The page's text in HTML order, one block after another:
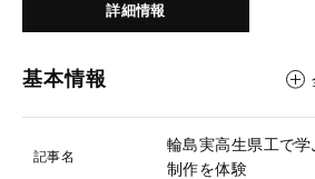
詳細情報
基本情報
記事名
輪島実高生県工で
制作を体験